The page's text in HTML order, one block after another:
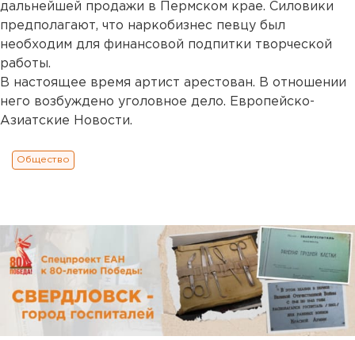
дальнейшей продажи в Пермском крае. Силовики
предполагают, что наркобизнес певцу был
необходим для финансовой подпитки творческой
работы.
В настоящее время артист арестован. В отношении
него возбуждено уголовное дело. Европейско-
Азиатские Новости.
Общество